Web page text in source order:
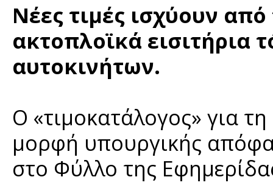
Νέες τιμές ισχύουν
ακτοπλοϊκά εισιτήρια
αυτοκινήτων.
Ο «τιμοκατάλογος» για
μορφή υπουργικής
στο Φύλλο της